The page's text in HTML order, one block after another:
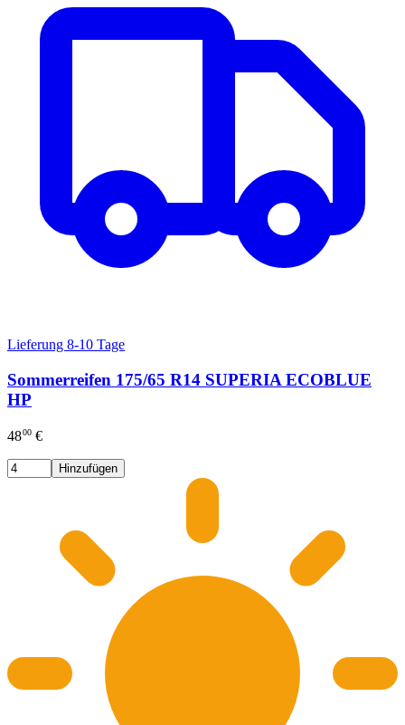
Lieferung 8-10 Tage
Sommerreifen 175/65 R14 SUPERIA ECOBLUE
HP
4800 €
Hinzufügen